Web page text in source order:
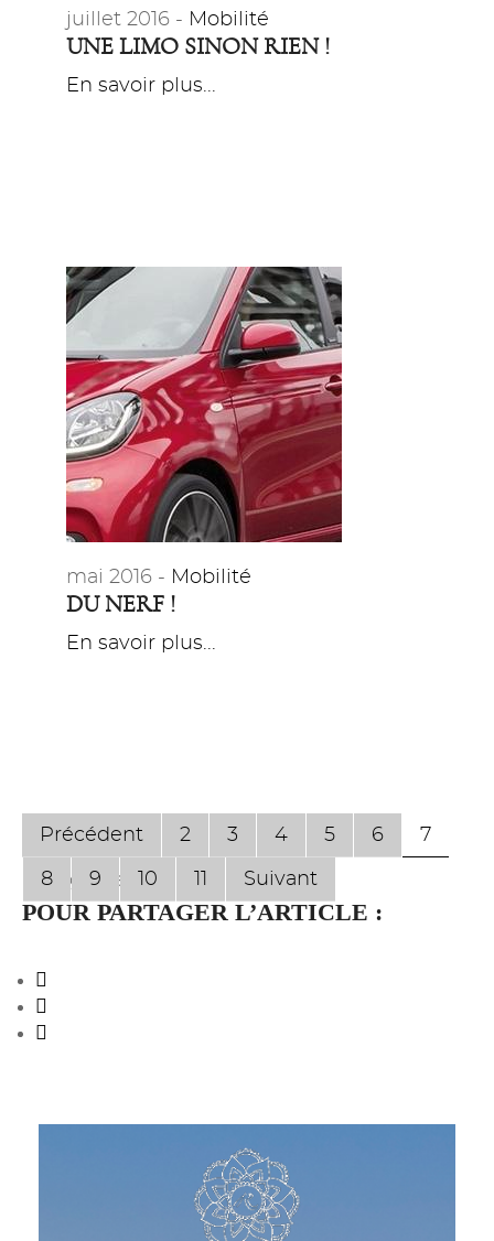
juillet 2016 - Mobilité
UNE LIMO SINON RIEN !
En savoir plus...
mai 2016 - Mobilité
DU NERF !
En savoir plus...
Précédent 2 3 4 5 6 7
8 9 10 Suivant
Page 7 sur 17
POUR PARTAGER L’ARTICLE :